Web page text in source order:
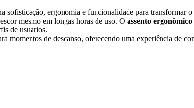
sofisticação, ergonomia e funcionalidade para transformar
mesmo em longas horas de uso. O assento ergonômico
de usuários.
momentos de descanso, oferecendo uma experiência de